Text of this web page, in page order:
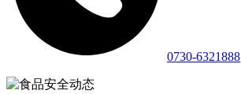
0730-6321888